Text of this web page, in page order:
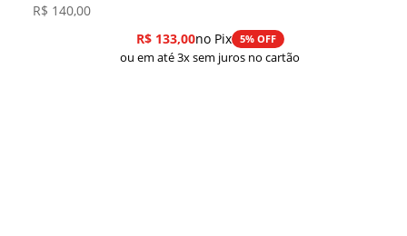
R$ 140,00
R$133,00no Pix 5% OFF
ou em até 3x sem juros no cartão